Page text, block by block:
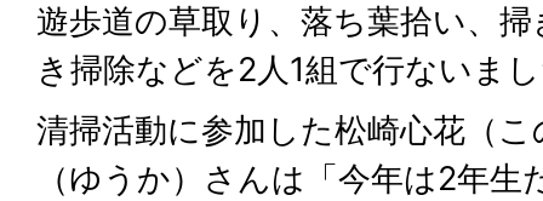
遊歩道の草取り、落ち葉拾い、
き掃除などを2人1組で行ないま
清掃活動に参加した松崎心花（
（ゆうか）さんは「今年は2年